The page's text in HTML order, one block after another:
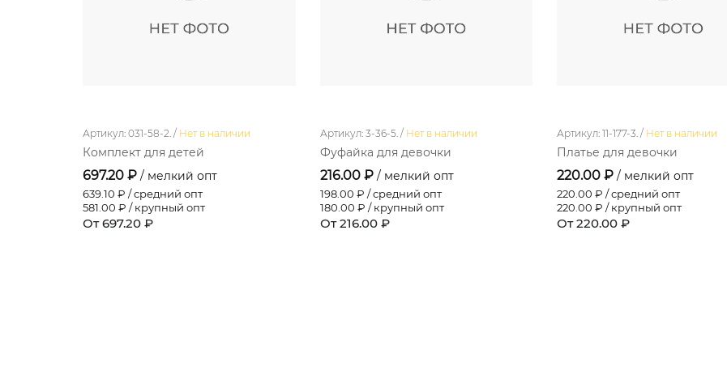
Артикул: 031-58-2. / Нет в наличии
Комплект для детей
697.20 ₽ / мелкий опт
639.10 ₽ / средний опт
581.00 ₽ / крупный опт
От 697.20 ₽
Артикул: 3-36-5. / Нет в наличии
Фуфайка для девочки
216.00 ₽ / мелкий опт
198.00 ₽ / средний опт
180.00 ₽ / крупный опт
От 216.00 ₽
Артикул: 11-177-3. / Нет в наличии
Платье для девочки
220.00 ₽ / мелкий опт
220.00 ₽ / средний опт
220.00 ₽ / крупный опт
От 220.00 ₽